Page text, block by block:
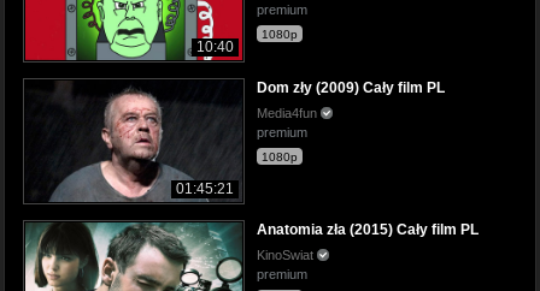
10:40
premium
1080p
01:45:21
Dom zły (2009) Cały film PL
Media4fun
premium
1080p
Anatomia zła (2015) Cały film PL
KinoSwiat
premium